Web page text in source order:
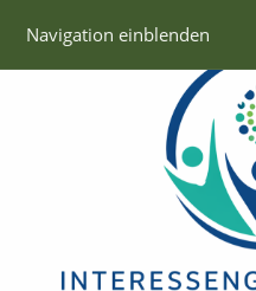
Navigation einblenden